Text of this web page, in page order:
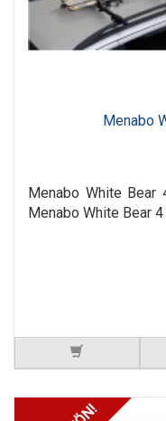
Menabo
Menabo White
Menabo White Bear